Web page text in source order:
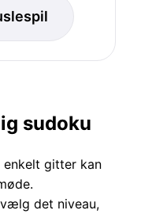
sudoku
enkelt gitter kan
vælg det niveau,